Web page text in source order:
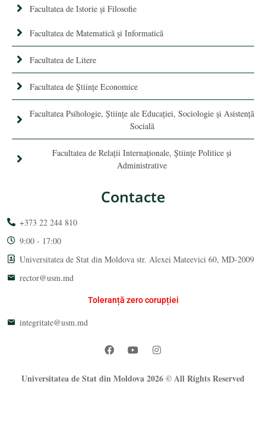
Facultatea de Istorie şi Filosofie
Facultatea de Matematică şi Informatică
Facultatea de Litere
Facultatea de Științe Economice
Facultatea Psihologie, Ştiinţe ale Educaţiei, Sociologie și Asistență
Socială
Facultatea de Relaţii Internaţionale, Ştiinţe Politice şi
Administrative
Contacte
+373 22 244 810
9:00 - 17:00
Universitatea de Stat din Moldova str. Alexei Mateevici 60, MD-2009
rector@usm.md
Toleranță zero corupției
integritate@usm.md
Universitatea de Stat din Moldova 2026 © All Rights Reserved